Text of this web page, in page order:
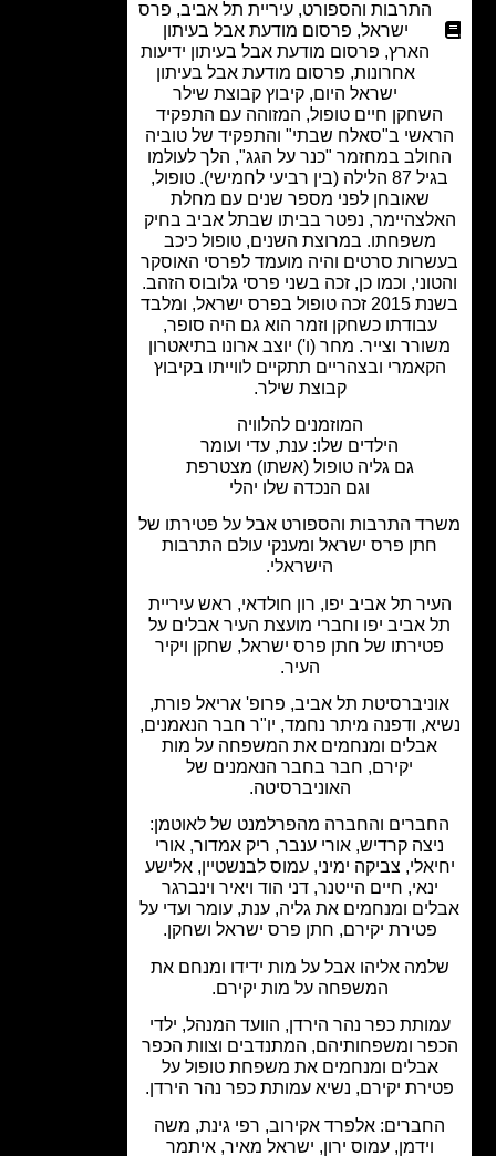
התרבות והספורט,עיריית תל אביב,פרס
ישראל
פרסום מודעת אבל בעיתון
פרסום מודעת אבל בעיתון ידיעות
אחרונות,פרסום מודעת אבל בעיתון
ישראל היום,קיבוץ קבוצת שילר
חיים טופול, המזוהה עם התפקיד
ב"סאלח שבתי" והתפקיד של טוביה
במחזמר "כנר על הגג", הלך לעולמו
בגיל 87 הלילה (בין רביעי לחמישי). טופול,
שאובחן לפני מספר שנים עם מחלת
נפטר בביתו שבתל אביב בחיק
משפחתו. במרוצת השנים, טופול כיכב
סרטים והיה מועמד לפרסי האוסקר
וכמו כן, זכה בשני פרסי גלובוס הזהב.
בשנת 2015 זכה טופול בפרס ישראל, ומלבד
עבודתו כשחקן וזמר הוא גם היה סופר,
וצייר. מחר (ו') יוצב ארונו בתיאטרון
ובצהריים תתקיים לווייתו בקיבוץ
קבוצת שילר.
המוזמנים להלוויה
הילדים שלו: ענת, עדי ועומר
גם גליה טופול (אשתו) מצטרפת
וגם הנכדה שלו יהלי
התרבות והספורט אבל על פטירתו של
חתן פרס ישראל ומענקי עולם התרבות
הישראלי.
תל אביב יפו, רון חולדאי, ראש עיריית
אביב יפו וחברי מועצת העיר אבלים על
של חתן פרס ישראל, שחקן ויקיר
תל אביב, פרופ' אריאל פורת,
ודפנה מיתר נחמד, יו"ר חבר הנאמנים,
אבלים ומנחמים את המשפחה על מות
יקירם, חבר בחבר הנאמנים של
האוניברסיטה.
והחברה מהפרלמנט של לאוטמן:
קרדיש, אורי ענבר, ריק אמדור, אורי
צביקה ימיני, עמוס לבנשטיין, אלישע
ינאי, חיים הייטנר, דני הוד ויאיר וינברגר
ומנחמים את גליה, ענת, עומר ועדי על
פטירת יקירם, חתן פרס ישראל ושחקן.
אליהו אבל על מות ידידו ומנחם את
המשפחה על מות יקירם.
כפר נהר הירדן, הוועד המנהל, ילדי
ומשפחותיהם, המתנדבים וצוות הכפר
אבלים ומנחמים את משפחת טופול על
יקירם, נשיא עמותת כפר נהר הירדן.
אלפרד אקירוב, רפי גינת, משה
וידמן, עמוס ירון, ישראל מאיר, איתמר